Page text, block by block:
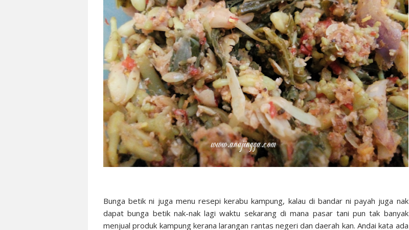
Bunga betik ni juga menu resepi kerabu kampung, kalau di bandar ni payah juga nak
dapat bunga betik nak-nak lagi waktu sekarang di mana pasar tani pun tak banyak
menjual produk kampung kerana larangan rantas negeri dan daerah kan. Andai kata ada